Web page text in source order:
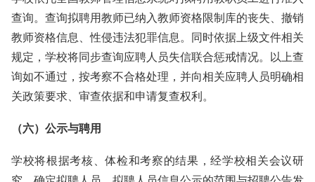
查询。查询拟聘用教师已纳入教师资格限制库的丧失、撤销
教师资格信息、性侵违法犯罪信息。同时依据上级文件相关
规定，学校将同步查询应聘人员失信联合惩戒情况。以上查
询如不通过，按考察不合格处理，并向相关应聘人员明确相
关政策要求、审查依据和申请复查权利。
（六）公示与聘用
学校将根据考核、体检和考察的结果，经学校相关会议研